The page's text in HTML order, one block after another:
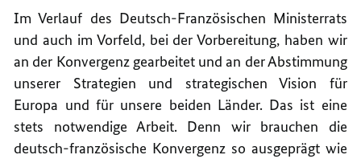
Im Verlauf des Deutsch-Französischen Ministerrats
und auch im Vorfeld, bei der Vorbereitung, haben wir
an der Konvergenz gearbeitet und an der Abstimmung
unserer Strategien und strategischen Vision für
Europa und für unsere beiden Länder. Das ist eine
stets notwendige Arbeit. Denn wir brauchen die
deutsch-französische Konvergenz so ausgeprägt wie